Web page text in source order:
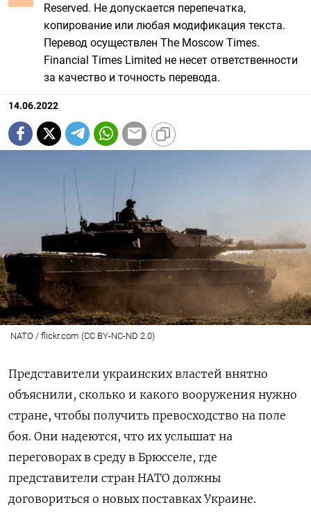
Reserved. Не допускается перепечатка,
копирование или любая модификация текста.
Перевод осуществлен The Moscow Times.
Financial Times Limited не несет ответственности
за качество и точность перевода.
14.06.2022
NATO / flickr.com (CC BY-NC-ND 2.0)
Представители украинских властей внятно
объяснили, сколько и какого вооружения нужно
стране, чтобы получить превосходство на поле
боя. Они надеются, что их услышат на
переговорах в среду в Брюсселе, где
представители стран НАТО должны
договориться о новых поставках Украине.